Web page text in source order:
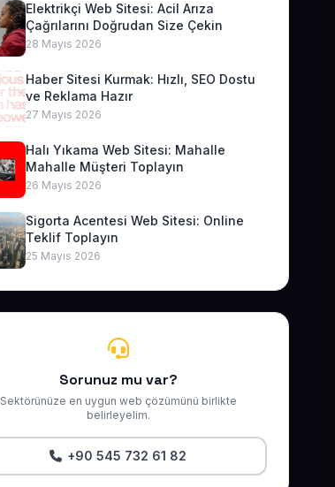
Elektrikçi Web Sitesi: Acil Arıza
Çağrılarını Doğrudan Size Çekin
28 Mayıs 2026
Haber Sitesi Kurmak: Hızlı, SEO Dostu
ve Reklama Hazır
27 Mayıs 2026
Halı Yıkama Web Sitesi: Mahalle
Mahalle Müşteri Toplayın
26 Mayıs 2026
Sigorta Acentesi Web Sitesi: Online
Teklif Toplayın
25 Mayıs 2026
Sorunuz mu var?
Sektörünüze en uygun web çözümünü birlikte
belirleyelim.
+90 545 732 61 82